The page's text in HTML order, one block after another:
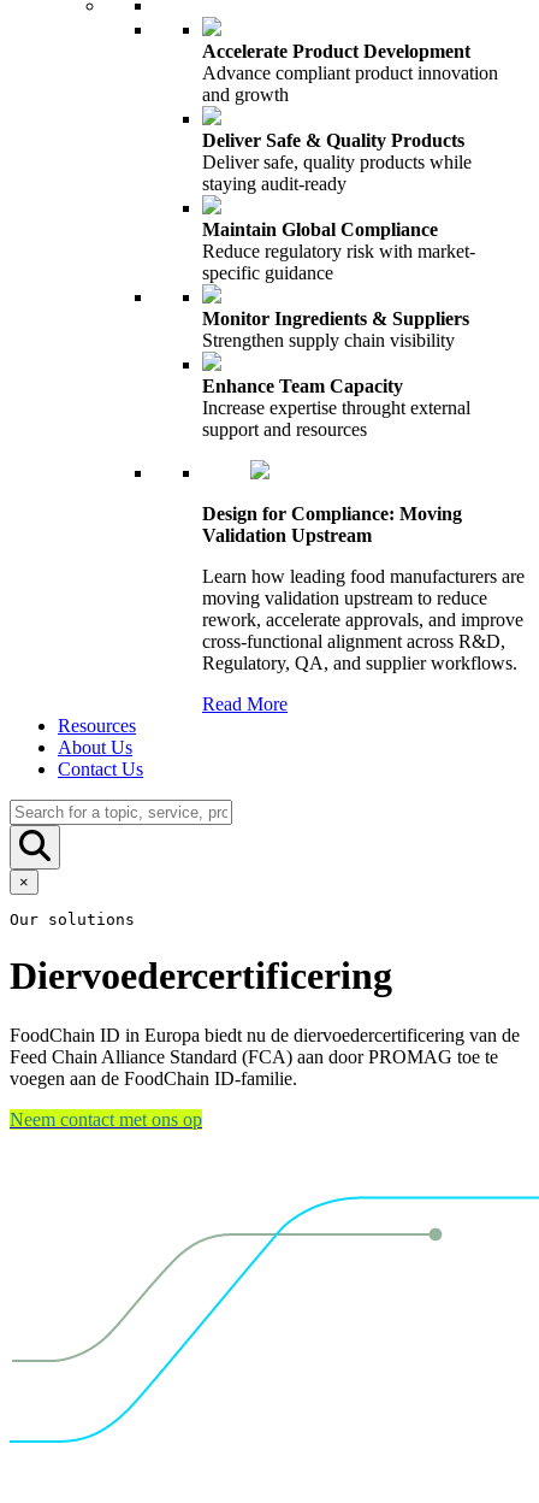
Accelerate Product Development
Advance compliant product innovation
and growth
Deliver Safe & Quality Products
Deliver safe, quality products while
staying audit-ready
Maintain Global Compliance
Reduce regulatory risk with market-
specific guidance
Monitor Ingredients & Suppliers
Strengthen supply chain visibility
Enhance Team Capacity
Increase expertise throught external
support and resources
Design for Compliance: Moving
Validation Upstream
Learn how leading food manufacturers are
moving validation upstream to reduce
rework, accelerate approvals, and improve
cross-functional alignment across R&D,
Regulatory, QA, and supplier workflows.
Read More
Resources
About Us
Contact Us
×
Our solutions
Diervoedercertificering
FoodChain ID in Europa biedt nu de diervoedercertificering van de
Feed Chain Alliance Standard (FCA) aan door PROMAG toe te
voegen aan de FoodChain ID-familie.
Neem contact met ons op